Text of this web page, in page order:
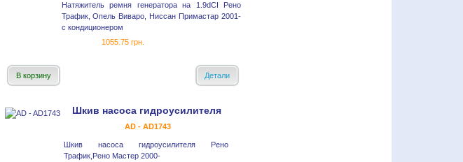
Натяжитель ремня генератора на 1.9dCI Рено
Трафик, Опель Виваро, Ниссан Примастар 2001-
с кондиционером
1055.75 грн.
В корзину Детали
Шкив насоса гидроусилителя
AD - AD1743
Шкив насоса гидроусилителя Рено
Трафик,Рено Мастер 2000-